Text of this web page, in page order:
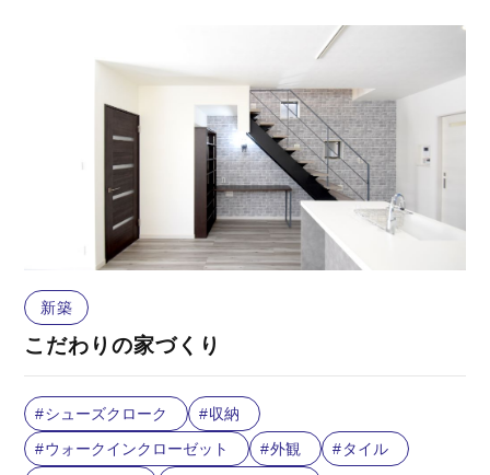
新築
こだわりの家づくり
シューズクローク
収納
ウォークインクローゼット
外観
タイル